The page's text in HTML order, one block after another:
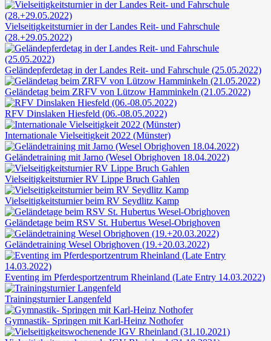
Vielseitigkeitsturnier in der Landes Reit- und Fahrschule
(28.+29.05.2022)
Geländepferdetag in der Landes Reit- und Fahrschule (25.05.2022)
Geländetag beim ZRFV von Lützow Hamminkeln (21.05.2022)
RFV Dinslaken Hiesfeld (06.-08.05.2022)
Internationale Vielseitigkeit 2022 (Münster)
Geländetraining mit Jarno (Wesel Obrighoven 18.04.2022)
Vielseitigkeitsturnier RV Lippe Bruch Gahlen
Vielseitigkeitsturnier beim RV Seydlitz Kamp
Geländetage beim RSV St. Hubertus Wesel-Obrighoven
Geländetraining Wesel Obrighoven (19.+20.03.2022)
Eventing im Pferdesportzentrum Rheinland (Late Entry 14.03.2022)
Trainingsturnier Langenfeld
Gymnastik- Springen mit Karl-Heinz Nothofer